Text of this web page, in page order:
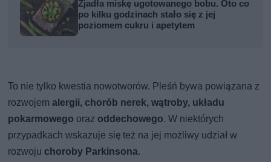
Zjadła miskę ugotowanego bobu. Oto co
po kilku godzinach stało się z jej
poziomem cukru i apetytem
To nie tylko kwestia nowotworów. Pleśń bywa powiązana z
rozwojemalergii, chorób nerek, wątroby, układu
pokarmowego oraz oddechowego. W niektórych
przypadkach wskazuje się też na jej możliwy udział w
rozwoju choroby Parkinsona.